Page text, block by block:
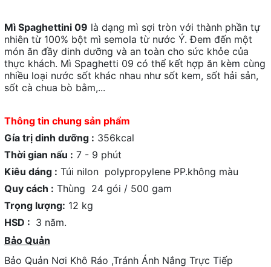
Mì Spaghettini 09 là dạng mì sợi tròn với thành phần tự
nhiên từ 100% bột mì semola từ nước Ý. Đem đến một
món ăn đầy dinh dưỡng và an toàn cho sức khỏe của
thực khách. Mì Spaghetti 09 có thể kết hợp ăn kèm cùng
nhiều loại nước sốt khác nhau như sốt kem, sốt hải sản,
sốt cà chua bò bằm,...
Thông tin chung sản phẩm
Gía trị dinh dưỡng : 356kcal
Thời gian nấu : 7 - 9 phút
Kiêu dáng : Túi nilon polypropylene PP.không màu
Quy cách : Thùng 24 gói / 500 gam
Trọng lượng: 12 kg
HSD : 3 năm.
Bảo Quản
Bảo Quản Nơi Khô Ráo ,Tránh Ánh Nắng Trực Tiếp